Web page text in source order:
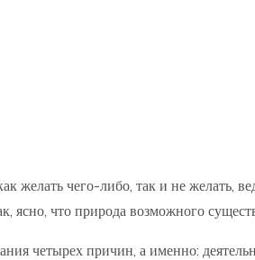
чего-либо, так и не желать,
что природа возможного
четырех причин, а именно: